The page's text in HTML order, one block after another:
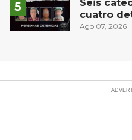
Seis
cuatro
dosis
Ago 07, 2026